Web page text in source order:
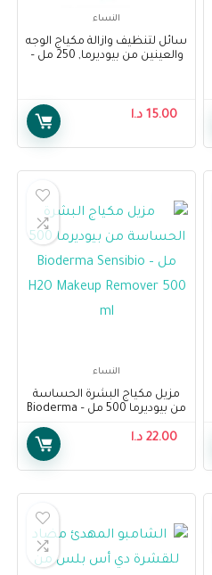
النساء
سائل لتنظيف وازالة مكياج الوجه
والعينين من بيوديرما, 250 مل –
15.00 د.ا
النساء
مزيل مكياج البشرة الحساسة
من بيوديرما 500 مل – Bioderma
Remover 500 ml22.00 د.ا